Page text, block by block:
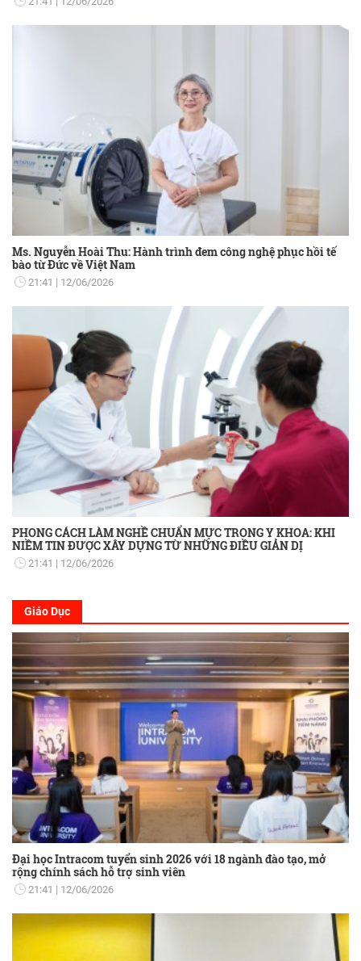
Ms. Nguyễn Hoài Thu: Hành trình đem công nghệ phục hồi tế
bào từ Đức về Việt Nam
21:41 12/06/2026
PHONG CÁCH LÀM NGHỀ CHUẨN MỰC TRONG Y KHOA: KHI
NIỀM TIN ĐƯỢC XÂY DỰNG TỪ NHỮNG ĐIỀU GIẢN DỊ
21:41 12/06/2026
Giáo Dục
Đại học Intracom tuyển sinh 2026 với 18 ngành đào tạo, mở
rộng chính sách hỗ trợ sinh viên
21:41 12/06/2026